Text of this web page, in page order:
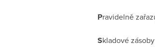
Pravidelně
Skladové